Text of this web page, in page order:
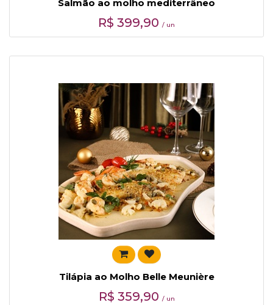
Salmão ao molho mediterrâneo
R$ 399,90 / un
Tilápia ao Molho Belle Meunière
R$ 359,90 / un